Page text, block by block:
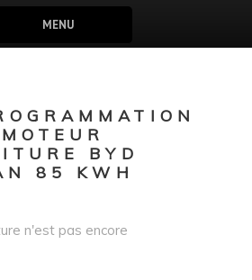
MENU
MOTEUR
BYD
85 KWH
n'est pas encore